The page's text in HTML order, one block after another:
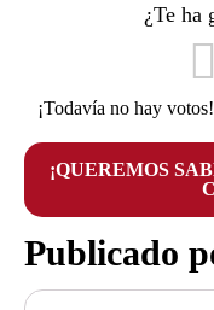
¿Te ha
¡Todavía no hay
¡QUEREMOS
Publicado